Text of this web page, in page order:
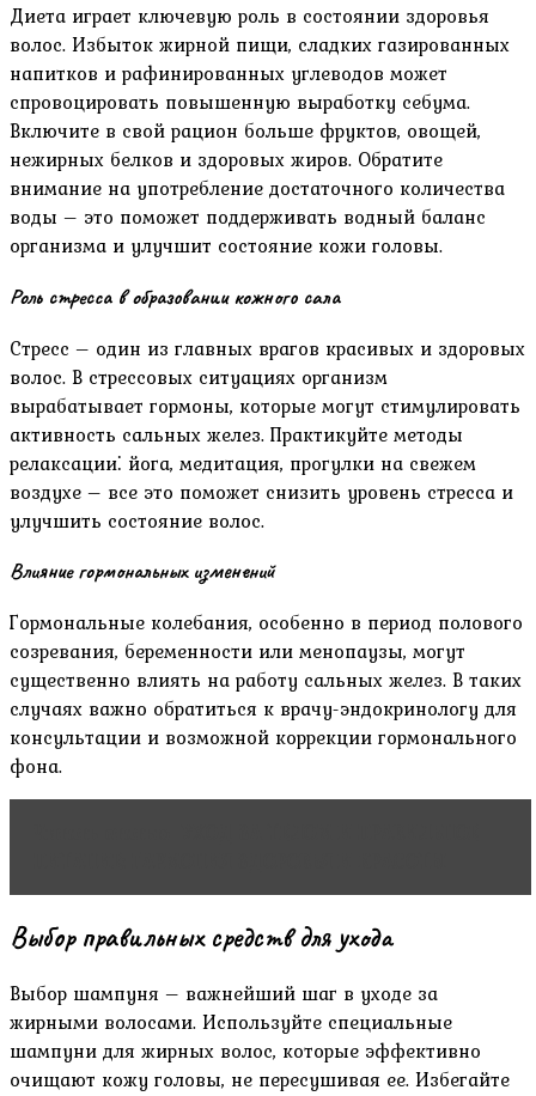
Диета играет ключевую роль в состоянии здоровья
волос. Избыток жирной пищи, сладких газированных
напитков и рафинированных углеводов может
спровоцировать повышенную выработку себума.
Включите в свой рацион больше фруктов, овощей,
нежирных белков и здоровых жиров. Обратите
внимание на употребление достаточного количества
воды – это поможет поддерживать водный баланс
организма и улучшит состояние кожи головы.
Роль стресса в образовании кожного сала
Стресс – один из главных врагов красивых и здоровых
волос. В стрессовых ситуациях организм
вырабатывает гормоны, которые могут стимулировать
активность сальных желез. Практикуйте методы
релаксации⁚ йога, медитация, прогулки на свежем
воздухе – все это поможет снизить уровень стресса и
улучшить состояние волос.
Влияние гормональных изменений
Гормональные колебания, особенно в период полового
созревания, беременности или менопаузы, могут
существенно влиять на работу сальных желез. В таких
случаях важно обратиться к врачу-эндокринологу для
консультации и возможной коррекции гормонального
фона.
Выбор правильных средств для ухода
Выбор шампуня – важнейший шаг в уходе за
жирными волосами. Используйте специальные
шампуни для жирных волос, которые эффективно
очищают кожу головы, не пересушивая ее. Избегайте